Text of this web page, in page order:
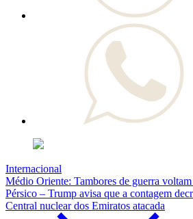
Internacional
Médio Oriente: Tambores de guerra
Pérsico – Trump avisa que a contagem
Central nuclear dos Emiratos atacada